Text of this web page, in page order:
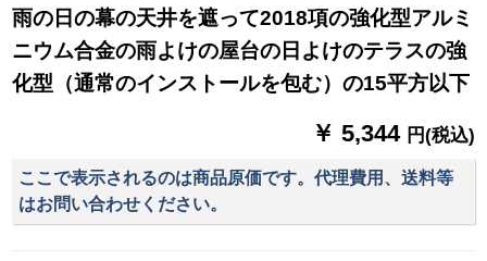
雨の日の幕の天井を遮って2018項の強化型アルミ
ニウム合金の雨よけの屋台の日よけのテラスの強
化型（通常のインストールを包む）の15平方以下
￥ 5,344 円(税込)
ここで表示されるのは商品原価です。代理費用、送料等
はお問い合わせください。